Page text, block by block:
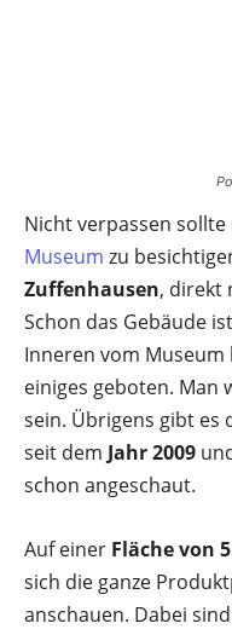
Nicht verpassen sollte
Museum zu
Zuffenhausen, direkt
Schon das Gebäude
Inneren vom
einiges geboten. Man
sein. Übrigens gibt es
seit dem Jahr 2009
schon angeschaut.
Auf einer Fläche von
sich die ganze
anschauen. Dabei